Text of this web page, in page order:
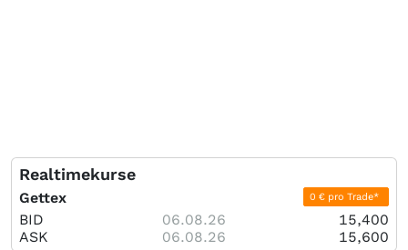
Realtimekurse
Gettex 0 € pro Trade*
BID 06.08.26
15,400
ASK
06.08.26 15,600